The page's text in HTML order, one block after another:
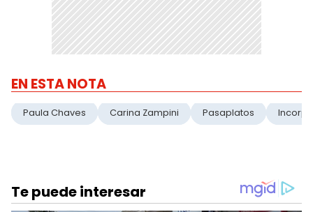
EN ESTA NOTA
Paula Chaves Carina Zampini Pasaplatos